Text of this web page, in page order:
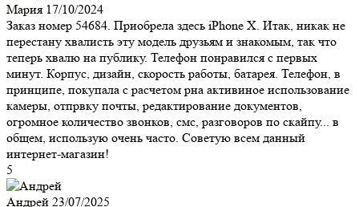
Мария 17/10/2024
Заказ номер 54684. Приобрела здесь iPhone X. Итак, никак не
перестану хвалисть эту модель друзьям и знакомым, так что
теперь хвалю на публику. Телефон понравился с первых
минут. Корпус, дизайн, скорость работы, батарея. Телефон, в
принципе, покупала с расчетом рна активиное использование
камеры, отпрвку почты, редактирование документов,
огромное количество звонков, смс, разговоров по скайпу... в
общем, использую очень часто. Советую всем данный
интернет-магазин!
5
Андрей 23/07/2025